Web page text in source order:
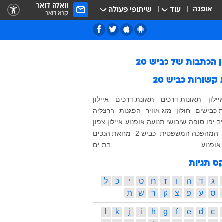
אופנה עוד שיתופי פעולה וואלה דואר
קרא דואר
הכתבות של
קשורותכביש 20
תאונות דרכים תאונת דרכים
איילון
כבישים
חולון מזג אוויר הפגנות הרצליה